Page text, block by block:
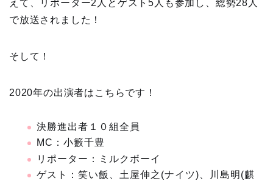
えて、リポーター2人とゲスト5人も参加し、総勢28人
で放送されました！
そして！
2020年の出演者はこちらです！
決勝進出者１０組全員
MC：小籔千豊
リポーター：ミルクボーイ
ゲスト：笑い飯、土屋伸之(ナイツ)、川島明(麒